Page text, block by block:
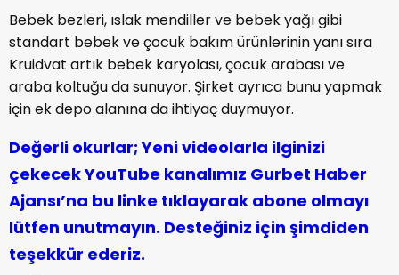
Bebek bezleri, ıslak mendiller ve bebek yağı gibi
standart bebek ve çocuk bakım ürünlerinin yanı sıra
Kruidvat artık bebek karyolası, çocuk arabası ve
araba koltuğu da sunuyor. Şirket ayrıca bunu yapmak
için ek depo alanına da ihtiyaç duymuyor.
Değerli okurlar; Yeni videolarla ilginizi
çekecek YouTube kanalımız Gurbet Haber
Ajansı’na bu linke tıklayarak abone olmayı
lütfen unutmayın. Desteğiniz için şimdiden
teşekkür ederiz.